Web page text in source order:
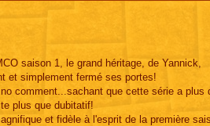
saison 1, le grand héritage, de Yannick,
et simplement fermé ses portes!
comment...sachant que cette série a plus
plus que dubitatif!
et fidèle à l'esprit de la première